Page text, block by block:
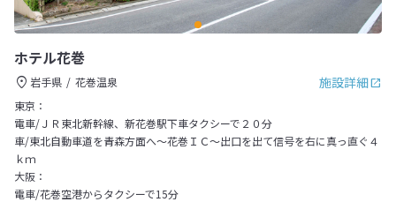
ホテル花巻
施設詳細
岩手県
花巻温泉
東京：
電車/ＪＲ東北新幹線、新花巻駅下車タクシーで２０分
車/東北自動車道を青森方面へ～花巻ＩＣ～出口を出て信号を右に真っ直ぐ４
ｋｍ
大阪：
電車/花巻空港からタクシーで15分